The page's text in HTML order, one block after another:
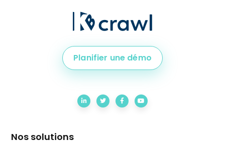
Planifier une démo
Nos solutions